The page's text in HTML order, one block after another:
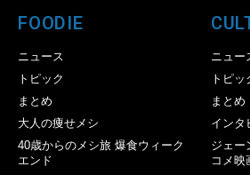
FOODIE
ニュース
トピック
まとめ
大人の痩せメシ
40歳からのメシ旅 爆食ウィーク
エンド
ニュー
トピッ
まとめ
インタ
ジェー
コメ映